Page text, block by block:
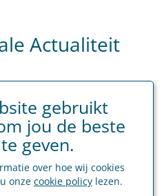
Actualiteit
van een kmo bij te
wetgeving?
zaakvoerders en vragen te
het vak?
u uw personeelsbeleid of
gebruikt
jou de beste
geven.
over hoe wij cookies
onze cookie policy lezen.